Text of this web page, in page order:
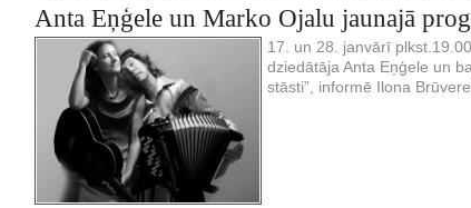
Anta Eņģele un Marko Ojalu jaunajā
17. un 28. janvārī
dziedātāja Anta Eņģele un
stāsti”, informē Ilona Brūvere.